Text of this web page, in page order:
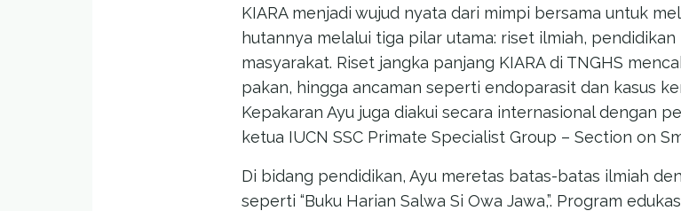
KIARA menjadi wujud nyata dari mimpi bersama untuk
hutannya melalui tiga pilar utama: riset ilmiah,
masyarakat. Riset jangka panjang KIARA di TNGHS
pakan, hingga ancaman seperti endoparasit dan kasus
Kepakaran Ayu juga diakui secara internasional dengan
ketua IUCN SSC Primate Specialist Group – Section on
Di bidang pendidikan, Ayu meretas batas-batas ilmiah
seperti “Buku Harian Salwa Si Owa Jawa,”. Program